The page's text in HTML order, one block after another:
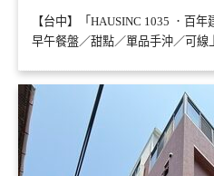
【台中】「HAUSINC 1035 ．百
早午餐盤／甜點／單品手沖／可線